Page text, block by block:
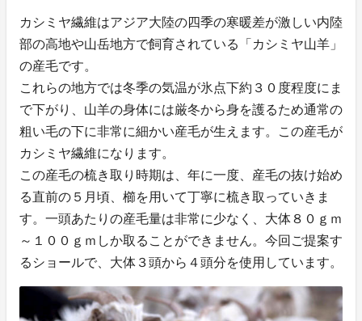
カシミヤ繊維はアジア大陸の四季の寒暖差が激しい内陸
部の高地や山岳地方で飼育されている「カシミヤ山羊」
の産毛です。
これらの地方では冬季の気温が氷点下約３０度程度にま
で下がり、山羊の身体には厳冬から身を護るため通常の
粗い毛の下に非常に細かい産毛が生えます。この産毛が
カシミヤ繊維になります。
この産毛の梳き取り時期は、年に一度、産毛の抜け始め
る直前の５月頃、櫛を用いて丁寧に梳き取っていきま
す。一頭あたりの産毛量は非常に少なく、大体８０ｇｍ
～１００ｇｍしか取ることができません。今回ご提案す
るショールで、大体３頭から４頭分を使用しています。